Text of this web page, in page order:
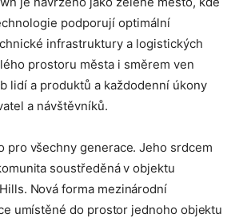
podporují optimální
infrastruktury a logistických
prostoru města i směrem ven
lidí a produktů a každodenní úkony
a návštěvníků.
pro všechny generace. Jeho srdcem
soustředěná v objektu
Nová forma mezinárodní
umístěné do prostor jednoho objektu